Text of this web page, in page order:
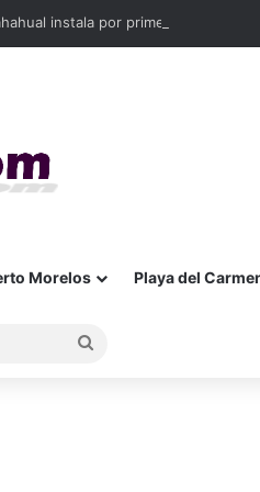
instala por primera vez un
Morelos Playa del